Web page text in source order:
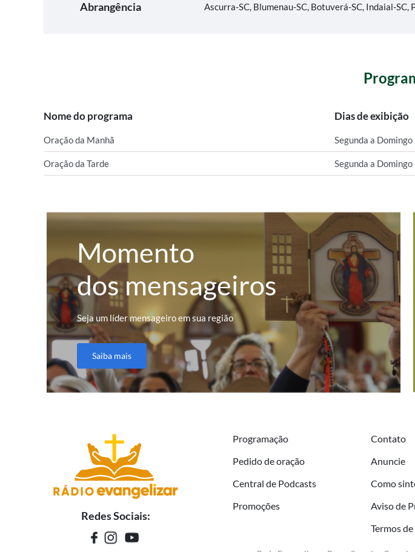
Abrangência Ascurra-SC, Blumenau-SC, Botuverá-SC, Indaial-SC,
Nome do programa Dias de exibição
Oração da Manhã Segunda a Domingo
Oração da Tarde Segunda a Domingo
Momento
dos mensageiros
Seja um líder mensageiro em sua região
Saiba mais
Redes Sociais:
Programação
Pedido de oração
Central de Podcasts
Promoções
Contato
Anuncie
Como
Aviso de
Termos